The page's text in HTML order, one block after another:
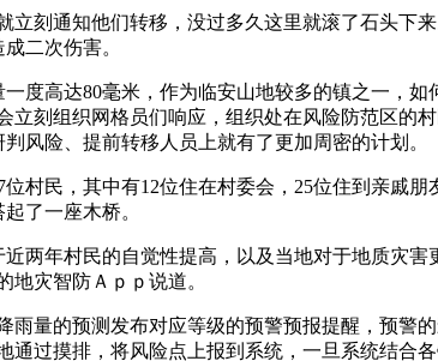
刻通知他们转移，没过多久这里就滚了石头下
二次伤害。
度高达80毫米，作为临安山地较多的镇之一，
刻组织网格员们响应，组织处在风险防范区的
风险、提前转移人员上就有了更加周密的计划。
村民，其中有12位住在村委会，25位住到亲戚
了一座木桥。
两年村民的自觉性提高，以及当地对于地质灾
灾智防Ａｐｐ说道。
量的预测发布对应等级的预警预报提醒，预警
过摸排，将风险点上报到系统，一旦系统结合